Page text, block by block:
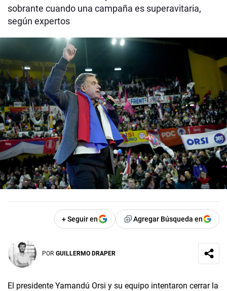
sobrante cuando una campaña es superavitaria,
según expertos
+ Seguir en Agregar Búsqueda en
POR GUILLERMO DRAPER
El presidente Yamandú Orsi y su equipo intentaron cerrar la